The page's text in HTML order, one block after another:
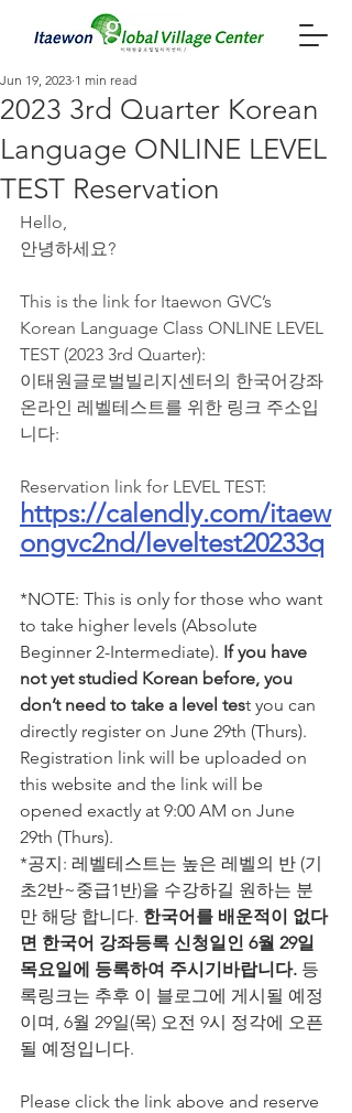
2023 3rd Quarter Korean
Language ONLINE LEVEL
TEST Reservation
Jun 19, 2023 1 min read
Hello,
안녕하세요?
This is the link for Itaewon GVC’s
Korean Language Class ONLINE LEVEL
TEST (2023 3rd Quarter):
이태원글로벌빌리지센터의 한국어강좌
온라인 레벨테스트를 위한 링크 주소입
니다:
Reservation link for LEVEL TEST:
https://calendly.com/itaew
ongvc2nd/leveltest20233q
*NOTE: This is only for those who want
to take higher levels (Absolute
Beginner 2-Intermediate). If you have
not yet studied Korean before, you
don’t need to take a level test you can
directly register on June 29th (Thurs).
Registration link will be uploaded on
this website and the link will be
opened exactly at 9:00 AM on June
29th (Thurs).
*공지: 레벨테스트는 높은 레벨의 반 (기
초2반~중급1반)을 수강하길 원하는 분
만 해당 합니다. 한국어를 배운적이 없다
면 한국어 강좌등록 신청일인 6월 29일
목요일에 등록하여 주시기바랍니다. 등
록링크는 추후 이 블로그에 게시될 예정
이며, 6월 29일(목) 오전 9시 정각에 오픈
될 예정입니다.
Please click the link above and reserve